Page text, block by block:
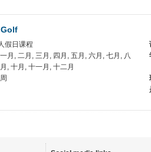
假日课程
月, 二月, 三月, 四月, 五月, 六月, 七月, 八
, 十月, 十一月, 十二月